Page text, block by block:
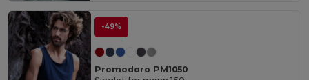
-49%
Promodoro PM1050